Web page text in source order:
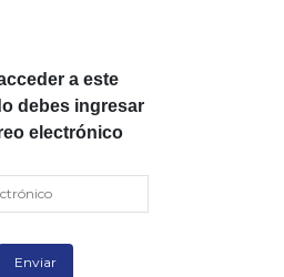
a este
debes ingresar
electrónico